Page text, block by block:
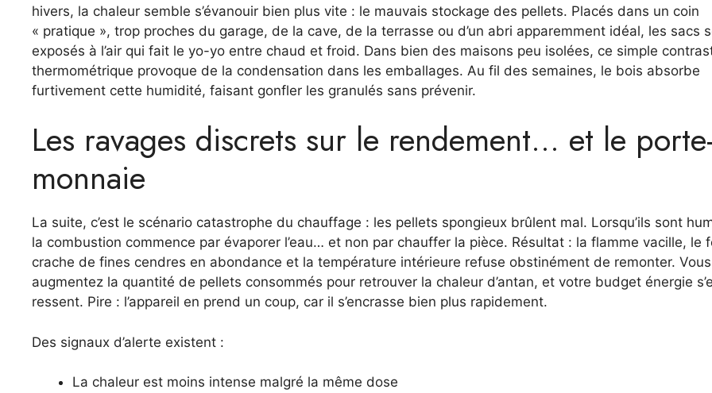
hivers, la chaleur semble s’évanouir bien plus vite : le mauvais stockage des pellets. Placés dans un coin
« pratique », trop proches du garage, de la cave, de la terrasse ou d’un abri apparemment idéal, les sacs
exposés à l’air qui fait le yo-yo entre chaud et froid. Dans bien des maisons peu isolées, ce simple
thermométrique provoque de la condensation dans les emballages. Au fil des semaines, le bois absorbe
furtivement cette humidité, faisant gonfler les granulés sans prévenir.
Les ravages discrets sur le rendement… et le
monnaie
La suite, c’est le scénario catastrophe du chauffage : les pellets spongieux brûlent mal. Lorsqu’ils sont
la combustion commence par évaporer l’eau… et non par chauffer la pièce. Résultat : la flamme vacille, le
crache de fines cendres en abondance et la température intérieure refuse obstinément de remonter. Vous
augmentez la quantité de pellets consommés pour retrouver la chaleur d’antan, et votre budget énergie
ressent. Pire : l’appareil en prend un coup, car il s’encrasse bien plus rapidement.
Des signaux d’alerte existent :
La chaleur est moins intense malgré la même dose